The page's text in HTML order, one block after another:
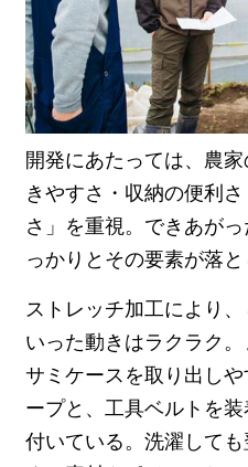
開発にあたっては、農
きやすさ・収納の便利
さ」を重視。できあが
っかりとその要素が落と
ストレッチ加工により
いった動きはラクラク
サミケースを取り出し
ープと、工具ベルトを
付いている。洗濯して